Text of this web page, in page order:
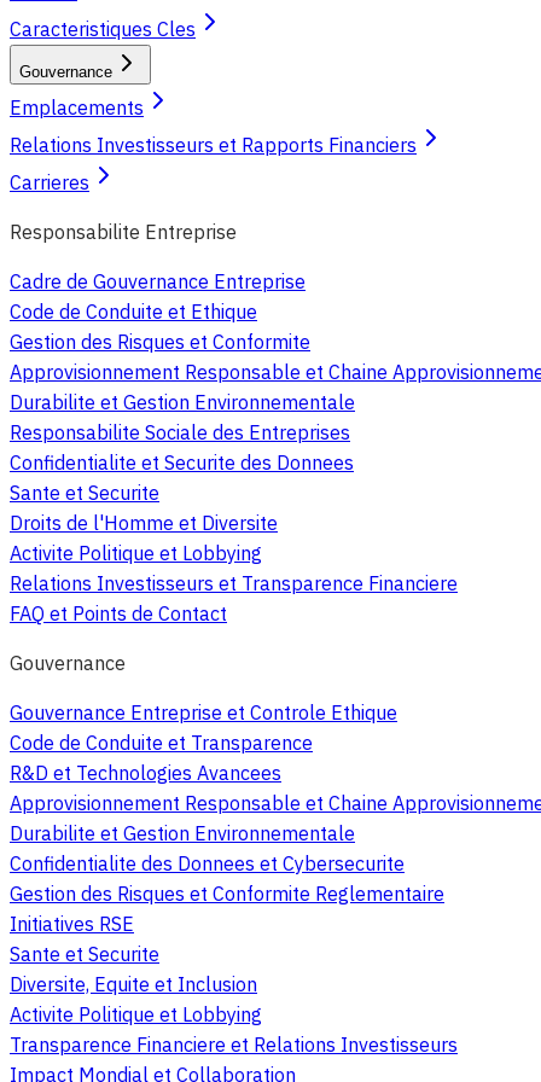
Caracteristiques Cles
Gouvernance
Emplacements
Relations Investisseurs et Rapports Financiers
Carrieres
Responsabilite Entreprise
Cadre de Gouvernance Entreprise
Code de Conduite et Ethique
Gestion des Risques et Conformite
Approvisionnement Responsable et Chaine
Durabilite et Gestion Environnementale
Responsabilite Sociale des Entreprises
Confidentialite et Securite des Donnees
Sante et Securite
Droits de l'Homme et Diversite
Activite Politique et Lobbying
Relations Investisseurs et Transparence Financiere
FAQ et Points de Contact
Gouvernance
Gouvernance Entreprise et Controle Ethique
Code de Conduite et Transparence
R&D et Technologies Avancees
Approvisionnement Responsable et Chaine
Durabilite et Gestion Environnementale
Confidentialite des Donnees et Cybersecurite
Gestion des Risques et Conformite Reglementaire
Initiatives RSE
Sante et Securite
Diversite, Equite et Inclusion
Activite Politique et Lobbying
Transparence Financiere et Relations Investisseurs
Impact Mondial et Collaboration